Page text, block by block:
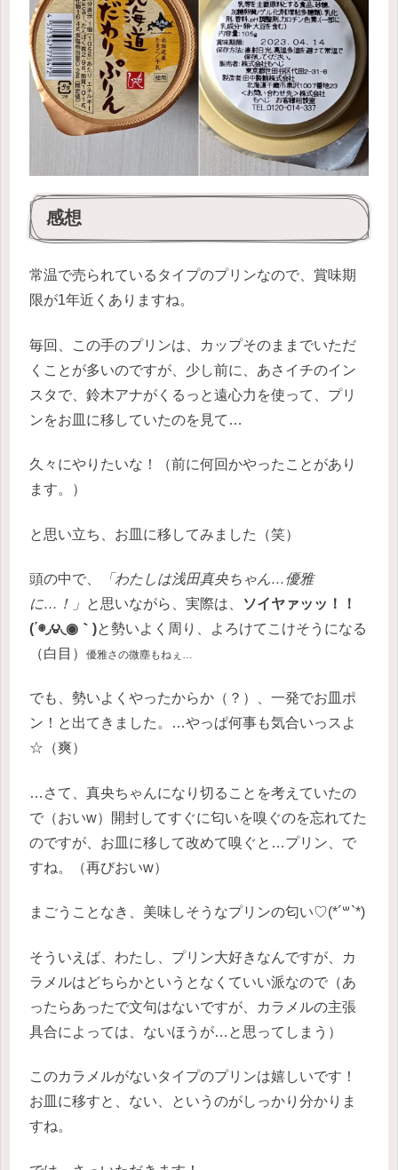
感想
常温で売られているタイプのプリンなので、賞味期
限が1年近くありますね。
毎回、この手のプリンは、カップそのままでいただ
くことが多いのですが、少し前に、あさイチのイン
スタで、鈴木アナがくるっと遠心力を使って、プリ
ンをお皿に移していたのを見て…
久々にやりたいな！（前に何回かやったことがあり
ます。）
と思い立ち、お皿に移してみました（笑）
頭の中で、
「わたしは浅田真央ちゃん…優雅
に…！」 と思いながら、実際は、
ソイヤァッッ！！
(΄◉◞౪◟◉｀)と勢いよく周り、よろけてこけそうになる
（白目）
優雅さの微塵もねぇ…
でも、勢いよくやったからか（？）、一発でお皿ポ
ン！と出てきました。…やっぱ何事も気合いっスよ
☆（爽）
…さて、真央ちゃんになり切ることを考えていたの
で（おいw）開封してすぐに匂いを嗅ぐのを忘れてた
のですが、お皿に移して改めて嗅ぐと…プリン、で
すね。（再びおいw）
まごうことなき、美味しそうなプリンの匂い♡(*´꒳`*)
そういえば、わたし、プリン大好きなんですが、カ
ラメルはどちらかというとなくていい派なので（あ
ったらあったで文句はないですが、カラメルの主張
具合によっては、ないほうが…と思ってしまう）
このカラメルがないタイプのプリンは嬉しいです！
お皿に移すと、ない、というのがしっかり分かりま
すね。